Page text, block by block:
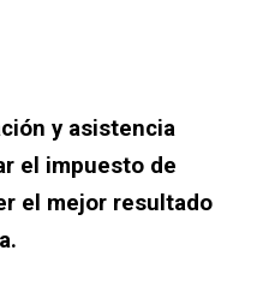
y asistencia
el impuesto de
el mejor resultado